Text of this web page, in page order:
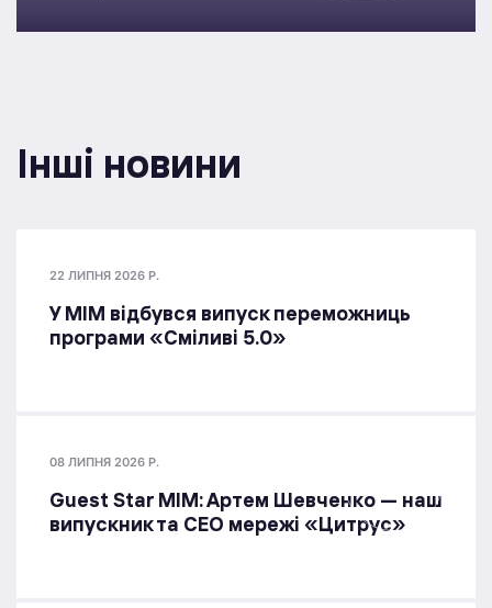
Інші новини
22 ЛИПНЯ 2026 Р.
У МІМ відбувся випуск переможниць
програми «Сміливі 5.0»
08 ЛИПНЯ 2026 Р.
Guest Star МІМ: Артем Шевченко — наш
випускник та СЕО мережі «Цитрус»